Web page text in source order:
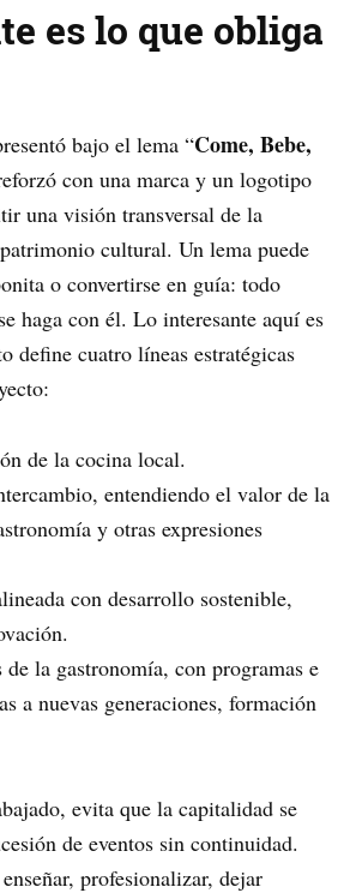
es lo que obliga
bajo el lema “Come, Bebe,
con una marca y un logotipo
una visión transversal de la
cultural. Un lema puede
o convertirse en guía: todo
haga con él. Lo interesante aquí es
define cuatro líneas estratégicas
de la cocina local.
entendiendo el valor de la
y otras expresiones
con desarrollo sostenible,
la gastronomía, con programas e
a nuevas generaciones, formación
evita que la capitalidad se
de eventos sin continuidad.
profesionalizar, dejar